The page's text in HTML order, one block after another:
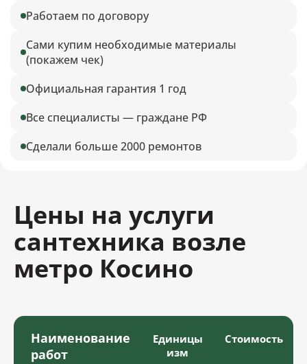
Работаем по договору
Сами купим необходимые материалы
(покажем чек)
Официальная гарантия 1 год
Все специалисты — граждане РФ
Сделали больше 2000 ремонтов
Цены на услуги
сантехника возле
метро Косино
Наименование
работ
Единицы
изм
Стоимость